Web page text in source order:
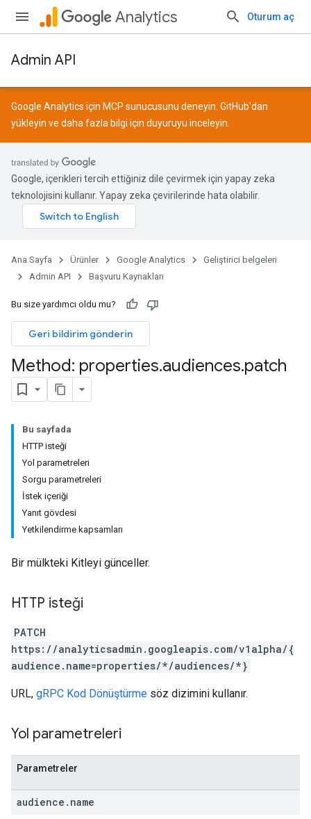
Analytics Oturum aç
Admin API
Google Analytics için MCP sunucusunu deneyin. GitHub'dan
yükleyin ve daha fazla bilgi için duyuruyu inceleyin.
Google, içerikleri tercih ettiğiniz dile çevirmek için yapay zeka
teknolojisini kullanır. Yapay zeka çevirilerinde hata olabilir.
Ana Sayfa Ürünler Google Analytics
Geliştirici belgeleri
Admin API
Başvuru Kaynakları
Bu size yardımcı oldu mu?
Geri bildirim gönderin
Method: properties.audiences.patch
Bu sayfada
HTTP isteği
Yol parametreleri
Sorgu parametreleri
İstek içeriği
Yanıt gövdesi
Yetkilendirme kapsamları
Bir mülkteki Kitleyi günceller.
HTTP isteği
PATCH
https://analyticsadmin.googleapis.com/v1alpha/{
audience.name=properties/*/audiences/*}
URL, gRPC Kod Dönüştürme söz dizimini kullanır.
Yol parametreleri
Parametreler
audience . name